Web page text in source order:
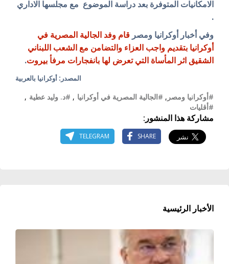
الامكانيات المتوفرة بعد دراسة الموضوع مع مجلسها الاداري
.
وفي أخبار أوكرانيا ومصر قام وفد الجالية المصرية في
أوكرانيا بتقديم واجب العزاء والتضامن مع الشعب اللبناني
الشقيق اثر المأساة التي تعرض لها بانفجارات مرفأ بيروت.
المصدر: أوكرانيا بالعربية
#أوكرانيا ومصر , #الجالية المصرية في أوكرانيا , #د. وليد عطية ,
#أقليات
مشاركة هذا المنشور:
SHARE
TELEGRAM
الأخبار الرئيسية